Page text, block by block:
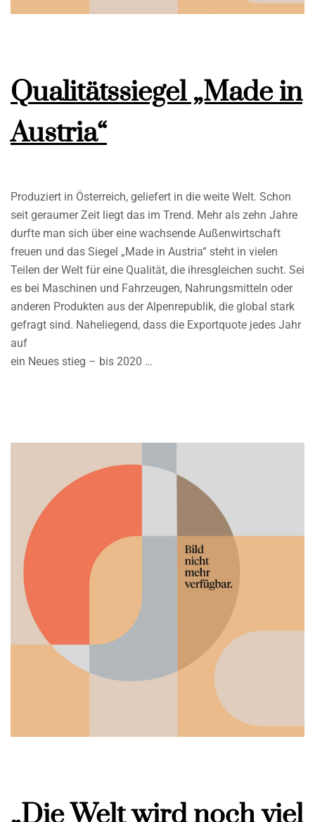
Qualitätssiegel „Made in
Austria“
Produziert in Österreich, geliefert in die weite Welt. Schon
seit geraumer Zeit liegt das im Trend. Mehr als zehn Jahre
durfte man sich über eine wachsende Außenwirtschaft
freuen und das Siegel „Made in Austria“ steht in vielen
Teilen der Welt für eine Qualität, die ihresgleichen sucht. Sei
es bei Maschinen und Fahrzeugen, Nahrungsmitteln oder
anderen Produkten aus der Alpenrepublik, die global stark
gefragt sind. Naheliegend, dass die Exportquote jedes Jahr
auf
ein Neues stieg – bis 2020 …